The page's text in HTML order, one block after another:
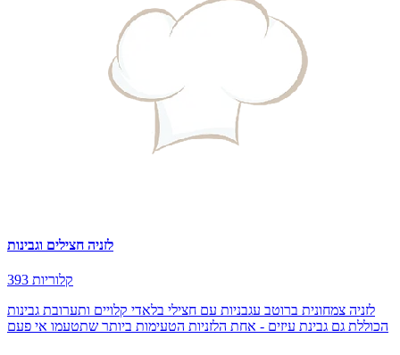
לזניה חצילים וגבינות
393 קלוריות
לזניה צמחונית ברוטב עגבניות עם חצילי בלאדי קלויים ותערובת גבינות
הכוללת גם גבינת עיזים - אחת הלזניות הטעימות ביותר שתטעמו אי פעם